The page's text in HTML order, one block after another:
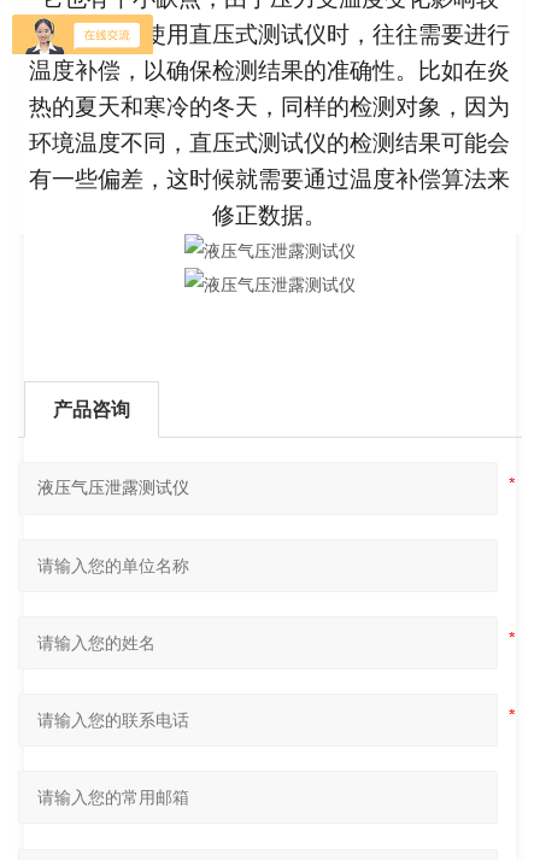
大，所以在使用直压式测试仪时，往往需要进行
温度补偿，以确保检测结果的准确性。比如在炎
热的夏天和寒冷的冬天，同样的检测对象，因为
环境温度不同，直压式测试仪的检测结果可能会
有一些偏差，这时候就需要通过温度补偿算法来
修正数据。
产品咨询